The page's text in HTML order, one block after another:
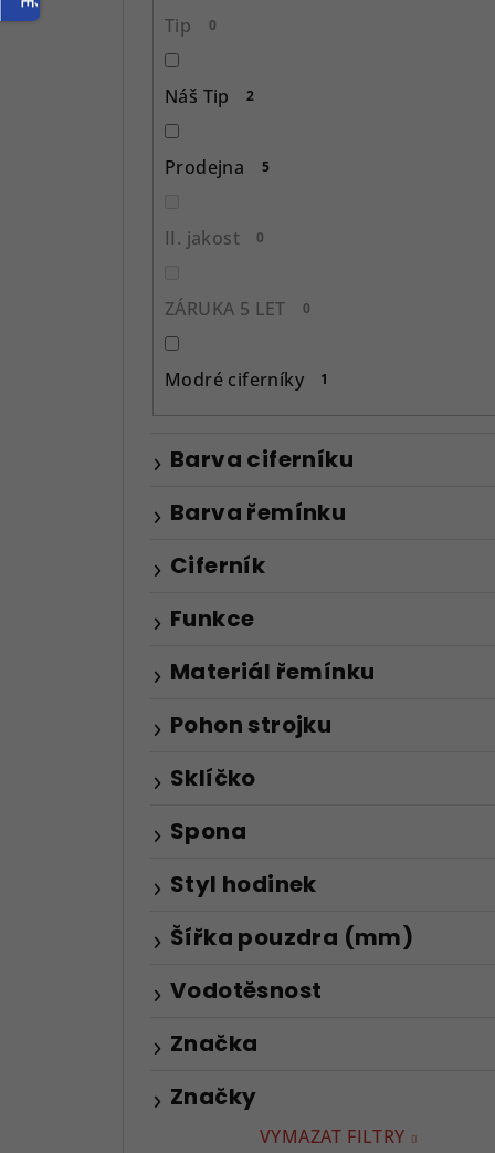
Tip 0
Náš Tip 2
Prodejna 5
II. jakost 0
ZÁRUKA 5 LET 0
Modré ciferníky 1
Značky
Barva ciferníku
Barva řemínku
Ciferník
Funkce
Materiál řemínku
Pohon strojku
Sklíčko
Spona
Styl hodinek
Šířka pouzdra (mm)
Vodotěsnost
Značka
VYMAZAT FILTRY